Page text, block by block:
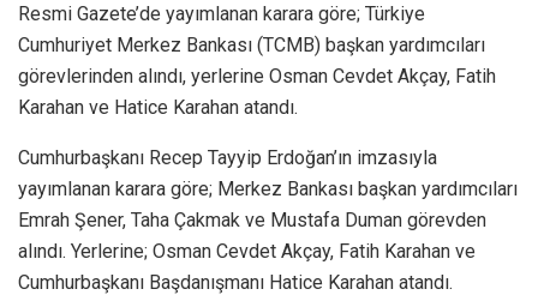
Resmi Gazete’de yayımlanan karara göre; Türkiye
Cumhuriyet Merkez Bankası (TCMB) başkan yardımcıları
görevlerinden alındı, yerlerine Osman Cevdet Akçay, Fatih
Karahan ve Hatice Karahan atandı.
Cumhurbaşkanı Recep Tayyip Erdoğan’ın imzasıyla
yayımlanan karara göre; Merkez Bankası başkan yardımcıları
Emrah Şener, Taha Çakmak ve Mustafa Duman görevden
alındı. Yerlerine; Osman Cevdet Akçay, Fatih Karahan ve
Cumhurbaşkanı Başdanışmanı Hatice Karahan atandı.